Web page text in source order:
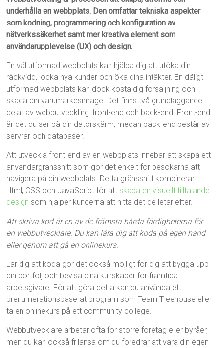
underhålla en webbplats. Den omfattar tekniska aspekter
som kodning, programmering och konfiguration av
nätverkssäkerhet samt mer kreativa element som
användarupplevelse (UX) och design.
En väl utformad webbplats kan hjälpa dig att utöka din
räckvidd, locka nya kunder och öka dina intäkter. En dåligt
utformad webbplats kan dock kosta dig försäljning och
skada din varumärkesimage. Det finns två grundläggande
delar av webbutveckling: front-end och back-end. Front-end
är det du ser på din datorskärm, medan back-end består av
servrar och databaser.
Att utveckla front-end av en webbplats innebär att skapa ett
användargränssnitt som gör det enkelt för besökarna att
navigera på din webbplats. Detta gränssnitt kombinerar
Html, CSS och JavaScript för att skapa en visuellt tilltalande
design som hjälper kunderna att hitta det de letar efter.
Att skriva kod är en av de främsta hårda färdigheterna för
en webbutvecklare. Du kan lära dig att koda på egen hand
eller genom att gå en onlinekurs.
Lär dig att koda gör det också möjligt för dig att bygga upp
din portfölj och bevisa dina kunskaper för framtida
arbetsgivare. För att göra detta kan du använda ett
prenumerationsbaserat program som Team Treehouse eller
ta en onlinekurs på ett community college.
Webbutvecklare arbetar ofta för större företag eller byråer,
men du kan också frilansa om du föredrar att vara din egen